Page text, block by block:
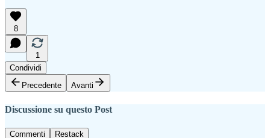
8
1
Condividi
Precedente
Avanti
Discussione su questo Post
Commenti Restack